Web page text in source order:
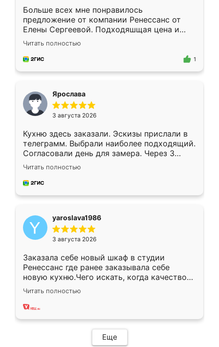
Больше всех мне понравилось
предложение от компании Ренессанс от
Елены Сергеевой. Подходяшщая цена и
короткие сроки изготовления. Приехавший
для замера сотрудник Владислав
предложил по моему эскизу самый
Читать полностью
1
Ярослава
3 августа 2026
Кухню здесь заказали. Эскизы прислали в
телеграмм. Выбрали наиболее подходящий.
Согласовали день для замера. Через 3
недели кухня была уже готова. Остались
довольны работой. Спасибо Ренессанс
мебель за качественную работу!
Читать полностью
yaroslava1986
3 августа 2026
Заказала себе новый шкаф в студии
Ренессанс где ранее заказывала себе
новую кухню.Чего искать, когда качеством
вполне довольна. Служит кухня уже почти
два года, нареканий нет.
Читать полностью
Еще